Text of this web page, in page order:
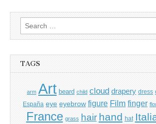
Search
for:
TAGS
arm Art beard child cloud drapery dress
España eye eyebrow figure Film finger
France grass hair hand hat